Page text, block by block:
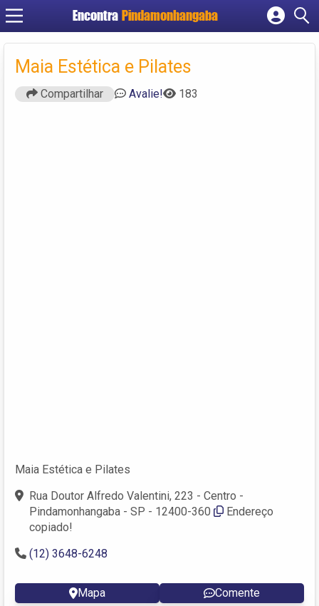
Encontra Pindamonhangaba
Cadastrar empresa
Criar conta
Maia Estética e Pilates
Compartilhar Avalie! 183
Maia Estética e Pilates
Rua Doutor Alfredo Valentini, 223 - Centro -
Pindamonhangaba - SP - 12400-360
Endereço
copiado!
(12) 3648-6248
Mapa Comente